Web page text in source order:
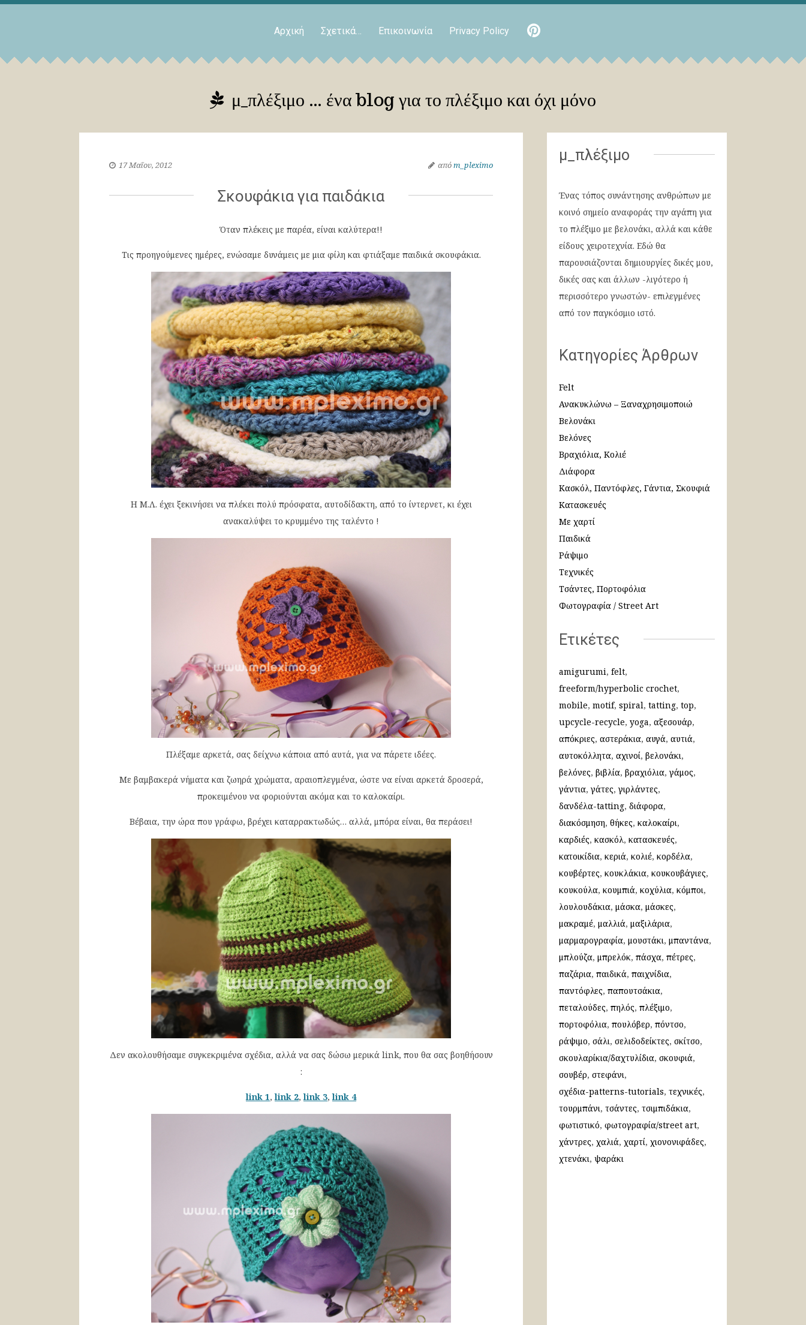
Αρχική Σχετικά… Επικοινωνία Privacy Policy
μ_πλέξιμο … ένα blog για το πλέξιμο και όχι μόνο
17 Μαΐου, 2012 απόm_pleximo
Σκουφάκια για παιδάκια
Όταν πλέκεις με παρέα, είναι καλύτερα!!
Τις προηγούμενες ημέρες, ενώσαμε δυνάμεις με μια φίλη και φτιάξαμε παιδικά σκουφάκια.
Η Μ.Λ. έχει ξεκινήσει να πλέκει πολύ πρόσφατα, αυτοδίδακτη, από το ίντερνετ, κι έχει
ανακαλύψει το κρυμμένο της ταλέντο !
Πλέξαμε αρκετά, σας δείχνω κάποια από αυτά, για να πάρετε ιδέες.
Με βαμβακερά νήματα και ζωηρά χρώματα, αραιοπλεγμένα, ώστε να είναι αρκετά δροσερά,
προκειμένου να φοριούνται ακόμα και το καλοκαίρι.
Βέβαια, την ώρα που γράφω, βρέχει καταρρακτωδώς… αλλά, μπόρα είναι, θα περάσει!
Δεν ακολουθήσαμε συγκεκριμένα σχέδια, αλλά να σας δώσω μερικά link, που θα σας βοηθήσουν
:
link 1,link 2,link 3,link 4
μ_πλέξιμο
Ένας τόπος συνάντησης ανθρώπων με
κοινό σημείο αναφοράς την αγάπη για
το πλέξιμο με βελονάκι, αλλά και κάθε
είδους χειροτεχνία. Εδώ θα
παρουσιάζονται δημιουργίες δικές μου,
δικές σας και άλλων -λιγότερο ή
περισσότερο γνωστών- επιλεγμένες
από τον παγκόσμιο ιστό.
Κατηγορίες Άρθρων
Felt
Ανακυκλώνω – Ξαναχρησιμοποιώ
Βελονάκι
Βελόνες
Βραχιόλια, Κολιέ
Διάφορα
Κασκόλ, Παντόφλες, Γάντια, Σκουφιά
Κατασκευές
Με χαρτί
Παιδικά
Ράψιμο
Τεχνικές
Τσάντες, Πορτοφόλια
Φωτογραφία / Street Art
Ετικέτες
amigurumi felt
freeform/hyperbolic crochet
mobile motif spiral tatting top
upcycle-recycle yoga αξεσουάρ
απόκριες αστεράκια αυγά αυτιά
αυτοκόλλητα αχινοί βελονάκι
βελόνες βιβλία βραχιόλια γάμος
γάντια γάτες γιρλάντες
δανδέλα-tatting διάφορα
διακόσμηση θήκες καλοκαίρι
καρδιές κασκόλ κατασκευές
κατοικίδια κεριά κολιέ κορδέλα
κουβέρτες κουκλάκια κουκουβάγιες
κουκούλα κουμπιά κοχύλια κόμποι
λουλουδάκια μάσκα μάσκες
μακραμέ μαλλιά μαξιλάρια
μαρμαρογραφία μουστάκι μπαντάνα
μπλούζα μπρελόκ πάσχα πέτρες
παζάρια παιδικά παιχνίδια
παντόφλες παπουτσάκια
πεταλούδες πηλός πλέξιμο
πορτοφόλια πουλόβερ πόντσο
ράψιμο σάλι σελιδοδείκτες σκίτσο
σκουλαρίκια/δαχτυλίδια σκουφιά
σουβέρ στεφάνι
σχέδια-patterns-tutorials τεχνικές
τουρμπάνι τσάντες τσιμπιδάκια
φωτιστικό φωτογραφία/street art
χάντρες χαλιά χαρτί χιονονιφάδες
χτενάκι ψαράκι